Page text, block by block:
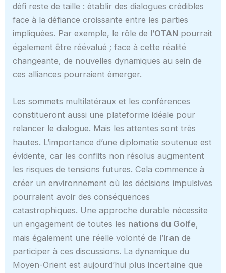
défi reste de taille : établir des dialogues crédibles
face à la défiance croissante entre les parties
impliquées. Par exemple, le rôle de l’OTAN pourrait
également être réévalué ; face à cette réalité
changeante, de nouvelles dynamiques au sein de
ces alliances pourraient émerger.
Les sommets multilatéraux et les conférences
constitueront aussi une plateforme idéale pour
relancer le dialogue. Mais les attentes sont très
hautes. L’importance d’une diplomatie soutenue est
évidente, car les conflits non résolus augmentent
les risques de tensions futures. Cela commence à
créer un environnement où les décisions impulsives
pourraient avoir des conséquences
catastrophiques. Une approche durable nécessite
un engagement de toutes les nations du Golfe,
mais également une réelle volonté de l’Iran de
participer à ces discussions. La dynamique du
Moyen-Orient est aujourd’hui plus incertaine que